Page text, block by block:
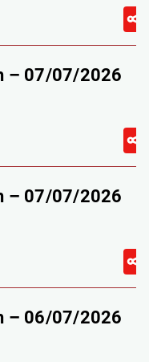
– 07/07/2026
– 07/07/2026
– 06/07/2026